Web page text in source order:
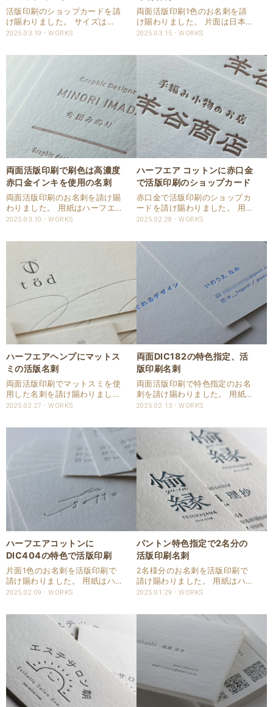
活版印刷のショップカードを請
け賜わりました。 サイズは
55×55㎜のスクエアサイズで
の特色を指定頂き印刷いたしま
2025.03.19 WORKS
両面活版印刷1色のお名刺を請
け賜わりました。 片面は日本
語、もう片面は英記のお名刺と
たしました。 用紙はハーフエア
コットンを使用しています。 仕
様 商品：名刺 サイズ：55×91
2025.03.15 WORKS
両面活版印刷で刷色は高濃度
赤口金インキを使用の名刺
両面活版印刷のお名刺を請け賜
わりました。 用紙はハーフエア
コットンを使用して、両面活版
刷色にはCAPPAN STUDIOオリ
使用させて頂きました。 仕様
商品：名..
2025.03.10 WORKS
ハーフエア コットンに赤口金
で活版印刷のショップカード
赤口金で活版印刷のショップカ
ードを請け賜わりました。 用紙
はハーフエアのコットンを使用
圧をしっかりと入れ印刷いたし
ました。 QRコードも圧が入っ
ていますが読み取りに問題あり
ません。 仕様 商..
2025.02.28 WORKS
ハーフエアヘンプにマットス
ミの活版名刺
両面活版印刷でマットスミを使
用した名刺を請け賜わりまし
た。 用紙はハーフエアのヘンプ
ミはCAPPAN STUDIOオリジナ
用紙ではマット感は分かりづら
2025.02.27 WORKS
両面DIC182の特色指定、活
版印刷名刺
両面活版印刷で特色指定のお名
刺を請け賜わりました。 用紙は
ハーフエアコットンを使用いた
に干渉しないように印圧調整を
いたしました。 刷色はDICより
指定頂いています。 仕様 商
品：名刺 サイズ..
2025.02.13 WORKS
ハーフエアコットンに
DIC404の特色で活版印刷
片面1色のお名刺を活版印刷で
請け賜わりました。 用紙はハー
フエアを使用させて頂きまし
圧を入れやすい用紙です。 刷色
はDICで特色指定いただきまし
た。 仕様 商品：..
2025.02.09 WORKS
パントン特色指定で2名分の
活版印刷名刺
2名様分のお名刺を活版印刷で
請け賜わりました。 用紙はハー
フエアコットンを使用しまし
た。 片面ですのでしっかりと印
圧を入れて印刷いたしました。
仕様 商品：名刺 サ..
2025.01.29 WORKS